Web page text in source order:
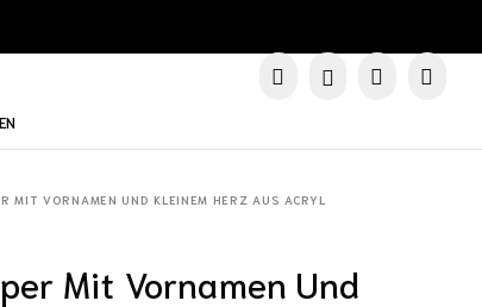
MIT VORNAMEN UND KLEINEM HERZ AUS ACRYL
Mit Vornamen Und